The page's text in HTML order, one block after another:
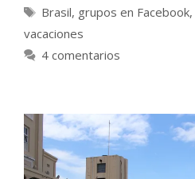
Etiquetas
Brasil, grupos en Facebook,
vacaciones
4 comentarios